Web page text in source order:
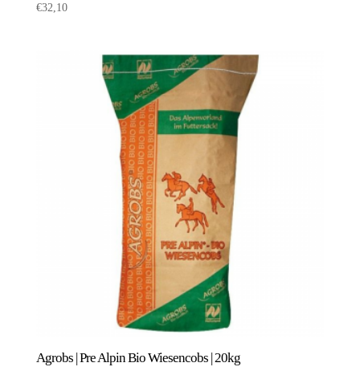
€32,10
Agrobs | Pre Alpin Bio Wiesencobs | 20kg